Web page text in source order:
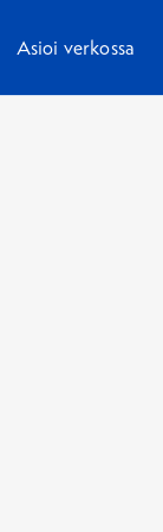
Asioi verkossa